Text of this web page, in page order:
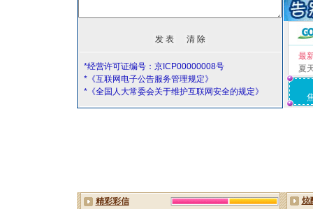
*经营许可证编号：京ICP00000008号
*《互联网电子公告服务管理规定》
*《全国人大常委会关于维护互联网安全的规定》
最
夏